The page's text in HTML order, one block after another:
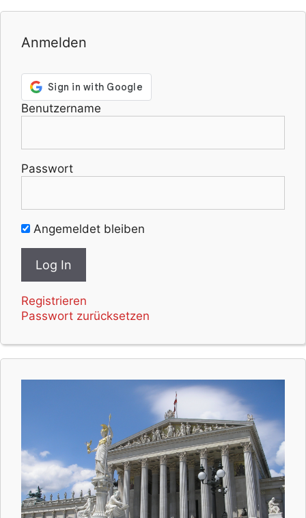
Anmelden
Benutzername
Passwort
Angemeldet bleiben
Registrieren
Passwort zurücksetzen